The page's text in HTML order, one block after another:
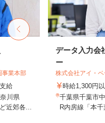
業本部
給
川県
近郊各...
データ入力会
ー
株式会社アイ・ベ
時給1,300円
千葉県千葉市
R内房線「本千